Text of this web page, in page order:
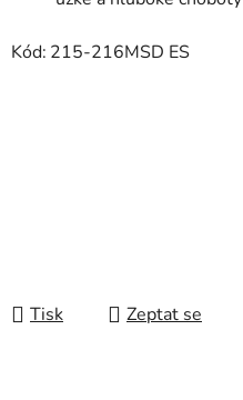
Kód: 215-216MSD ES
Tisk Zeptat se